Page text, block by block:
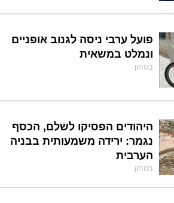
פועל ערבי ניסה לגנוב אופניים
ונמלט במשאית
בטחון
היהודים הפסיקו לשלם, הכסף
נגמר: ירידה משמעותית בבניה
הערבית
בטחון